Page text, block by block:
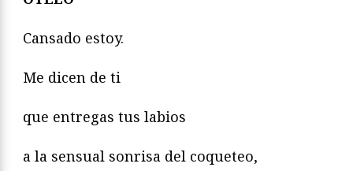
Cansado estoy.
Me dicen de ti
que entregas tus labios
a la sensual sonrisa del coqueteo,